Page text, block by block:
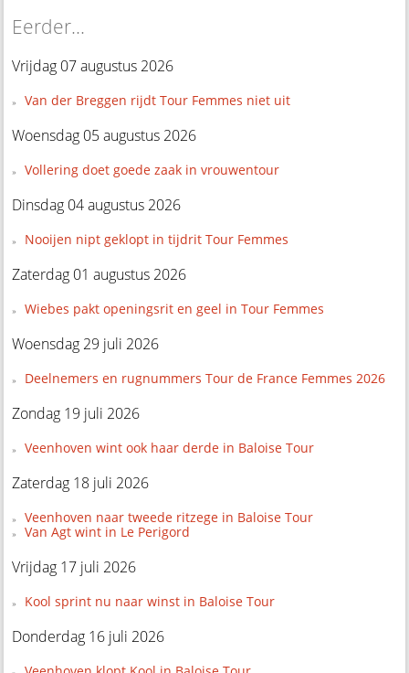
Eerder...
Vrijdag 07 augustus 2026
Van der Breggen rijdt Tour Femmes niet uit
Woensdag 05 augustus 2026
Vollering doet goede zaak in vrouwentour
Dinsdag 04 augustus 2026
Nooijen nipt geklopt in tijdrit Tour Femmes
Zaterdag 01 augustus 2026
Wiebes pakt openingsrit en geel in Tour Femmes
Woensdag 29 juli 2026
Deelnemers en rugnummers Tour de France Femmes 2026
Zondag 19 juli 2026
Veenhoven wint ook haar derde in Baloise Tour
Zaterdag 18 juli 2026
Veenhoven naar tweede ritzege in Baloise Tour
Van Agt wint in Le Perigord
Vrijdag 17 juli 2026
Kool sprint nu naar winst in Baloise Tour
Donderdag 16 juli 2026